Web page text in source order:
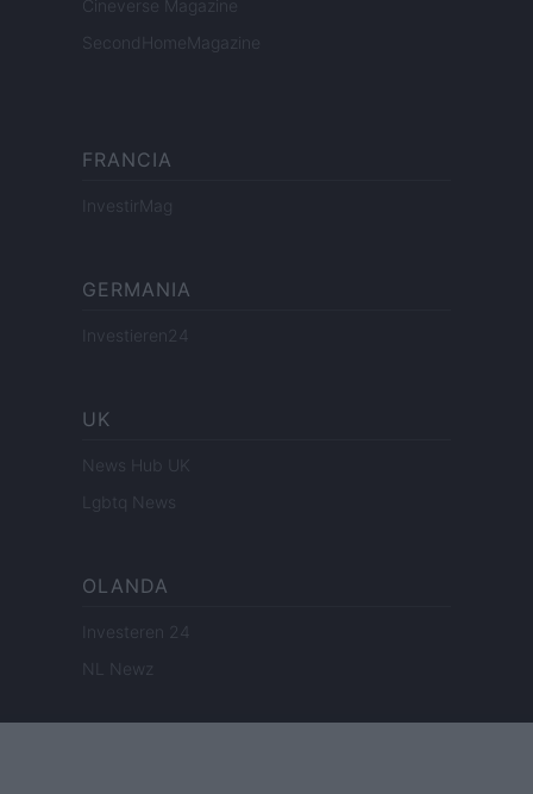
Cineverse Magazine
SecondHomeMagazine
FRANCIA
InvestirMag
GERMANIA
Investieren24
UK
News Hub UK
Lgbtq News
OLANDA
Investeren 24
NL Newz